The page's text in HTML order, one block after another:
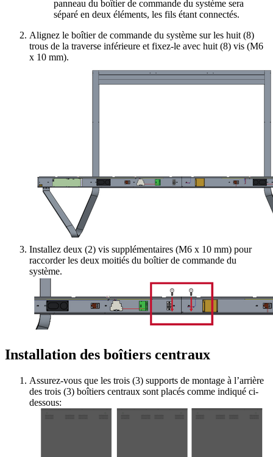
panneau du boîtier de commande du système sera
séparé en deux éléments, les fils étant connectés.
Alignez le boîtier de commande du système sur les huit (8)
trous de la traverse inférieure et fixez-le avec huit (8) vis (M6
x 10 mm).
Installez deux (2) vis supplémentaires (M6 x 10 mm) pour
raccorder les deux moitiés du boîtier de commande du
système.
Installation des boîtiers centraux
Assurez-vous que les trois (3) supports de montage à l’arrière
des trois (3) boîtiers centraux sont placés comme indiqué ci-
dessous: